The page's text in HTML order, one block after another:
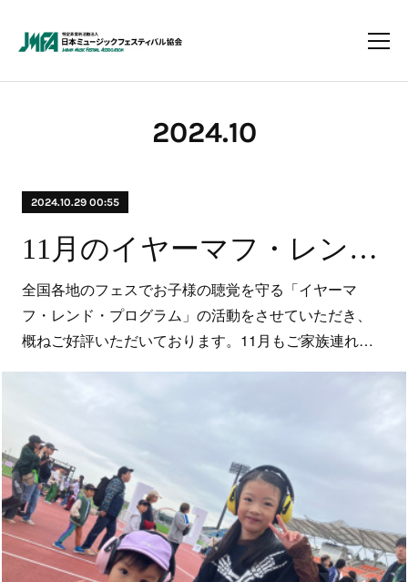
2024.10
2024.10.29 00:55
11月のイヤーマフ・レンドプログラム 参加・実施予定フェスのお知らせ
全国各地のフェスでお子様の聴覚を守る「イヤーマ
フ・レンド・プログラム」の活動をさせていただき、
概ねご好評いただいております。11月もご家族連れ…